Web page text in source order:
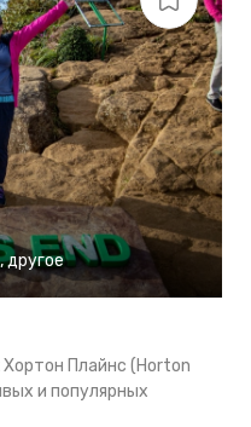
, другое
Плайнс (Horton
и популярных